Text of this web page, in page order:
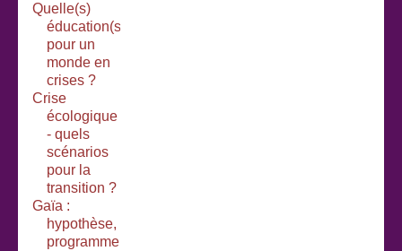
Quelle(s)
éducation(s)
pour un
monde en
crises ?
Crise
écologique
- quels
scénarios
pour la
transition ?
Gaïa :
hypothèse,
programme